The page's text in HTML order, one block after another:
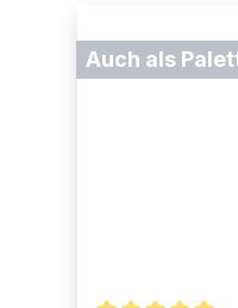
Auch als